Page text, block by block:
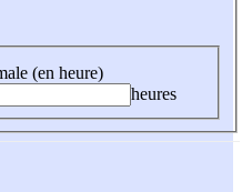
(en heure)
heures